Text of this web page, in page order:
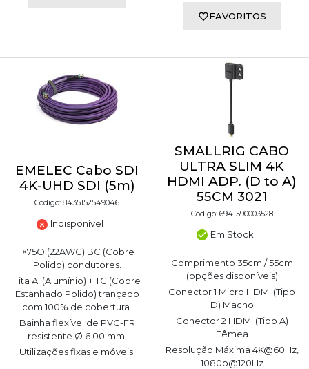
FAVORITOS
EMELEC Cabo SDI
4K-UHD SDI (5m)
Código: 8435152549046
Indisponível
1×75O (22AWG) BC (Cobre
Polido) condutores.
Fita Al (Alumínio) + TC (Cobre
Estanhado Polido) trançado
com 100% de cobertura.
Bainha flexível de PVC-FR
resistente Ø 6.00 mm.
Utilizações fixas e móveis.
SMALLRIG CABO
ULTRA SLIM 4K
HDMI ADP. (D to A)
55CM 3021
Código: 6941590003528
Em Stock
Comprimento 35cm / 55cm
(opções disponíveis)
Conector 1 Micro HDMI (Tipo
D) Macho
Conector 2 HDMI (Tipo A)
Fêmea
Resolução Máxima 4K@60Hz,
1080p@120Hz